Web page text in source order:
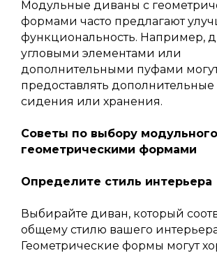
Модульные диваны с
формами часто предлагают
функциональность. Например,
угловыми элементами или
дополнительными пуфами
предоставлять дополнительные
сидения или хранения.
Советы по выбору
геометрическими формами
Определите стиль интерьера
Выбирайте диван, который
общему стилю вашего
Геометрические формы могут